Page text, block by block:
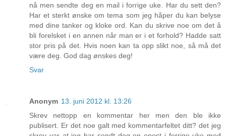
nå men sendte deg en mail i forrige uke. Har du sett den?
Har et sterkt ønske om tema som jeg håper du kan belyse
med dine tanker og kloke ord. Kan du skrive noe om det å
bli forelsket i en annen når man er i et forhold? Hadde satt
stor pris på det. Hvis noen kan ta opp slikt noe, så må det
være deg. God dag ønskes deg!
Svar
Anonym 13. juni 2012 kl. 13:26
Skrev nettopp en kommentar her men den ble ikke
publisert. Er det noe galt med kommentarfeltet ditt? det jeg